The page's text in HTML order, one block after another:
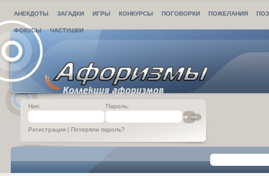
АНЕКДОТЫ ЗАГАДКИ ИГРЫ КОНКУРСЫ ПОГОВОРКИ ПОЖЕЛАНИЯ
ФОКУСЫ ЧАСТУШКИ
Ник: Пароль:
Регистрация | Потеряли пароль?